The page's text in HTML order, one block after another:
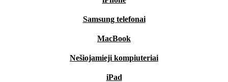
Samsung telefonai
MacBook
Nešiojamieji kompiuteriai
iPad